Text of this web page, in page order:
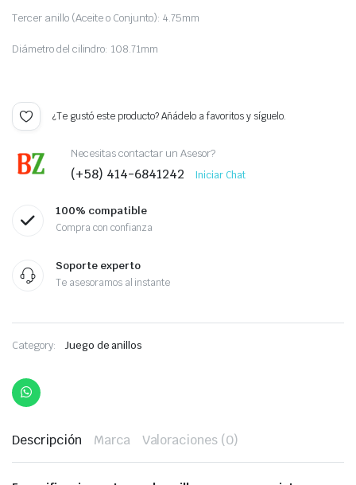
Tercer anillo (Aceite o Conjunto): 4.75mm
Diámetro del cilindro: 108.71mm
¿Te gustó este producto? Añádelo a favoritos y síguelo.
Necesitas contactar un Asesor?
(+58) 414-6841242 Iniciar Chat
100% compatible
Compra con confianza
Soporte experto
Te asesoramos al instante
Category: Juego de anillos
Descripción Marca Valoraciones (0)